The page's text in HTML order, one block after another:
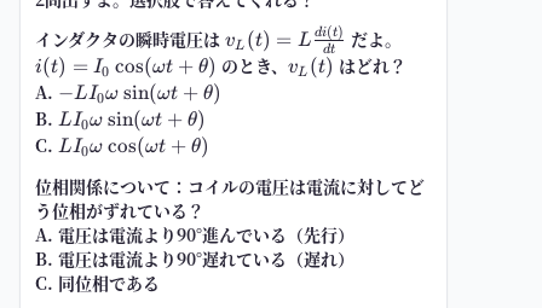
インダクタの瞬時電圧は v_L(t)=L\frac{di(t)}
{dt}
vL (t) = L dt
di(t) だよ。
t+\theta)
i(t) = I0 cos(ωt + θ) のとき、v_L(t)
vL (t) はどれ？
A. -L I_0
\omega
\sin(\omega
t+\theta)
−LI0ω sin(ωt + θ)
B. L I_0
\omega
t+\theta)
LI0ω sin(ωt + θ)
C. L I_0
\cos(\omega
t+\theta)
LI0ω cos(ωt + θ)
位相関係について：コイルの電圧は電流に対してど
う位相がずれている？
A. 電圧は電流より90°進んでいる（先行）
B. 電圧は電流より90°遅れている（遅れ）
C. 同位相である